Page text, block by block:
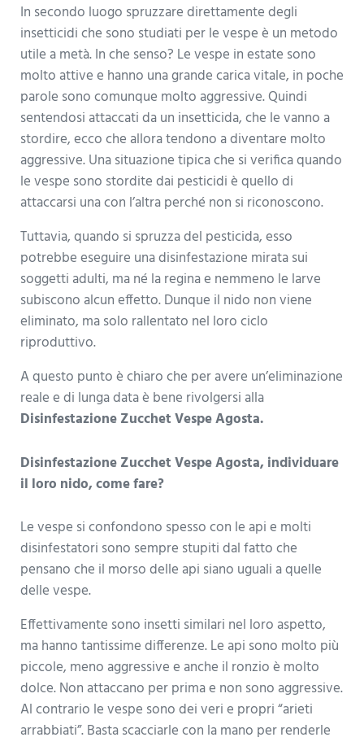
In secondo luogo spruzzare direttamente degli
insetticidi che sono studiati per le vespe è un metodo
utile a metà. In che senso? Le vespe in estate sono
molto attive e hanno una grande carica vitale, in poche
parole sono comunque molto aggressive. Quindi
sentendosi attaccati da un insetticida, che le vanno a
stordire, ecco che allora tendono a diventare molto
aggressive. Una situazione tipica che si verifica quando
le vespe sono stordite dai pesticidi è quello di
attaccarsi una con l’altra perché non si riconoscono.
Tuttavia, quando si spruzza del pesticida, esso
potrebbe eseguire una disinfestazione mirata sui
soggetti adulti, ma né la regina e nemmeno le larve
subiscono alcun effetto. Dunque il nido non viene
eliminato, ma solo rallentato nel loro ciclo
riproduttivo.
A questo punto è chiaro che per avere un’eliminazione
reale e di lunga data è bene rivolgersi alla
Disinfestazione Zucchet Vespe Agosta.
Disinfestazione Zucchet Vespe Agosta, individuare
il loro nido, come fare?
Le vespe si confondono spesso con le api e molti
disinfestatori sono sempre stupiti dal fatto che
pensano che il morso delle api siano uguali a quelle
delle vespe.
Effettivamente sono insetti similari nel loro aspetto,
ma hanno tantissime differenze. Le api sono molto più
piccole, meno aggressive e anche il ronzio è molto
dolce. Non attaccano per prima e non sono aggressive.
Al contrario le vespe sono dei veri e propri “arieti
arrabbiati”. Basta scacciarle con la mano per renderle